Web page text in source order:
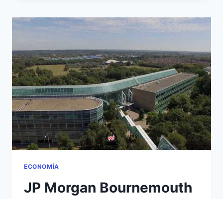
BIRMINGHAM:
CÓMO
MEJOR
EN
2026
ECONOMÍA
JP Morgan Bournemouth